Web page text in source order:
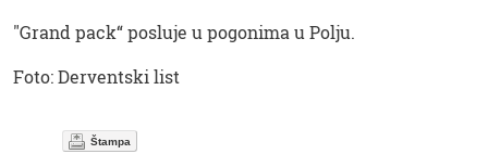
"Grand pack“ posluje u pogonima u Polju.
Foto: Derventski list
Štampa